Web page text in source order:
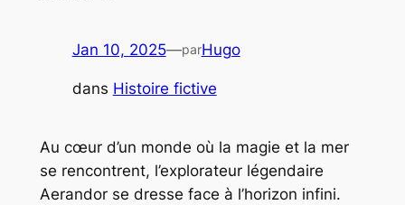
Jan 10, 2025—parHugo
dans Histoire fictive
Au cœur d’un monde où la magie et la mer
se rencontrent, l’explorateur légendaire
Aerandor se dresse face à l’horizon infini.